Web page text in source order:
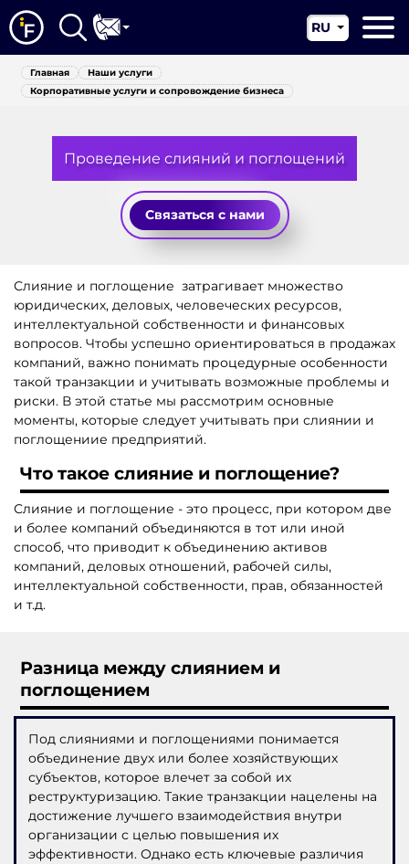
О нас
Наши услуги
Новости
Юрисдикции
Контакты
RU
EN
Главная
Наши услуги
Корпоративные услуги и сопровождение бизнеса
Проведение слияний и поглощений
Связаться с нами
Слияние и поглощение затрагивает множество
юридических, деловых, человеческих ресурсов,
интеллектуальной собственности и финансовых
вопросов. Чтобы успешно ориентироваться в продажах
компаний, важно понимать процедурные особенности
такой транзакции и учитывать возможные проблемы и
риски. В этой статье мы рассмотрим основные
моменты, которые следует учитывать при слиянии и
поглощениие предприятий.
Что такое слияние и поглощение?
Слияние и поглощение - это процесс, при котором две
и более компаний объединяются в тот или иной
способ, что приводит к объединению активов
компаний, деловых отношений, рабочей силы,
интеллектуальной собственности, прав, обязанностей
и т.д.
Разница между слиянием и
поглощением
Под слияниями и поглощениями понимается
объединение двух или более хозяйствующих
субъектов, которое влечет за собой их
реструктуризацию. Такие транзакции нацелены на
достижение лучшего взаимодействия внутри
организации с целью повышения их
эффективности. Однако есть ключевые различия